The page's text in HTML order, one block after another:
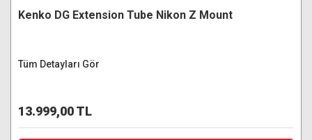
Kenko DG Extension Tube Nikon Z Mount
Tüm Detayları Gör
13.999,00 TL